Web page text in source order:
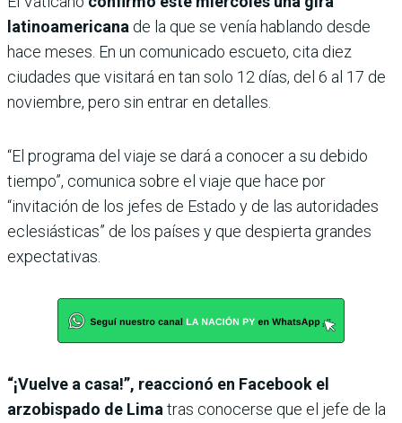
latinoamericana de la que se venía hablando desde
hace meses. En un comunicado escueto, cita diez
ciudades que visitará en tan solo 12 días, del 6 al 17 de
noviembre, pero sin entrar en detalles.
“El programa del viaje se dará a conocer a su debido
tiempo”, comunica sobre el viaje que hace por
“invitación de los jefes de Estado y de las autoridades
eclesiásticas” de los países y que despierta grandes
expectativas.
“¡Vuelve a casa!”, reaccionó en Facebook el
arzobispado de Lima tras conocerse que el jefe de la